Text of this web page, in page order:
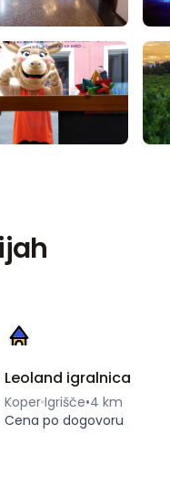
Leoland igralnica
Koper Igrišče•4 km
Cena po dogovoru